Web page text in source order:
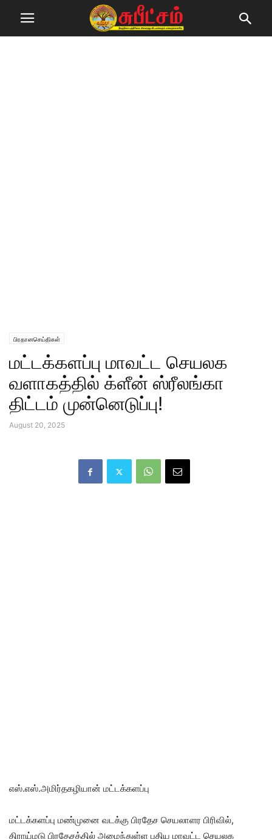
பிரதானசெய்திகள்
மட்டக்களப்பு மாவட்ட செயலக
வளாகத்தில் க்ளீன் ஸ்ரீலங்கா
திட்டம் முன்னெடுப்பு!
August 20, 2025
எஸ்.எஸ்.அமிர்தகழியான் மட்டக்களப்பு
மட்டக்களப்பு மண்முனை வடக்கு பிரதேச செயலாளர பிரிவில்,
திராய்மடு பிரதேசத்தில் அமைந்துள்ள புதிய மாவட்ட செயலக